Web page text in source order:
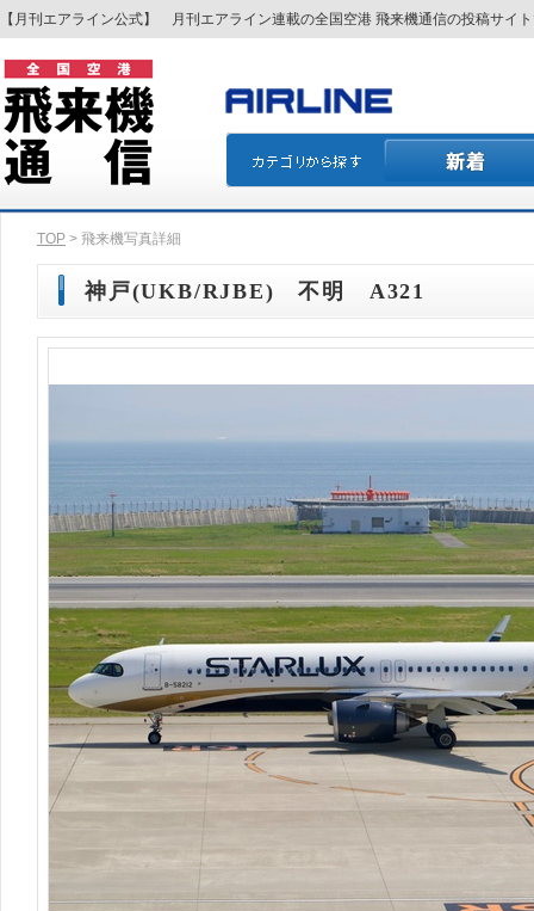
【月刊エアライン公式】 月刊エアライン連載の全国空港 飛来機通信の投稿サイ
TOP > 飛来機写真詳細
神戸(UKB/RJBE) 不明 A321